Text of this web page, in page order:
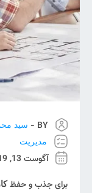
BY -
سید
مدیریت
آگوست 13, 2019
برای جذب و حفظ